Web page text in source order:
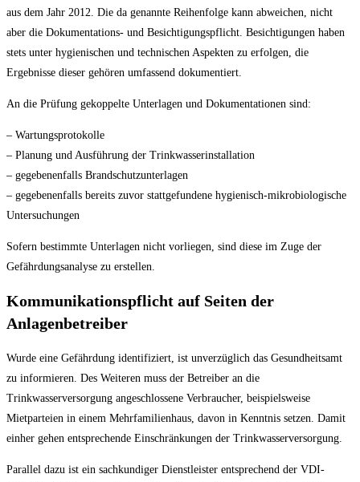
aus dem Jahr 2012. Die da genannte Reihenfolge kann abweichen, nicht
aber die Dokumentations- und Besichtigungspflicht. Besichtigungen haben
stets unter hygienischen und technischen Aspekten zu erfolgen, die
Ergebnisse dieser gehören umfassend dokumentiert.
An die Prüfung gekoppelte Unterlagen und Dokumentationen sind:
– Wartungsprotokolle
– Planung und Ausführung der Trinkwasserinstallation
– gegebenenfalls Brandschutzunterlagen
– gegebenenfalls bereits zuvor stattgefundene hygienisch-mikrobiologische
Untersuchungen
Sofern bestimmte Unterlagen nicht vorliegen, sind diese im Zuge der
Gefährdungsanalyse zu erstellen.
Kommunikationspflicht auf Seiten der
Anlagenbetreiber
Wurde eine Gefährdung identifiziert, ist unverzüglich das Gesundheitsamt
zu informieren. Des Weiteren muss der Betreiber an die
Trinkwasserversorgung angeschlossene Verbraucher, beispielsweise
Mietparteien in einem Mehrfamilienhaus, davon in Kenntnis setzen. Damit
einher gehen entsprechende Einschränkungen der Trinkwasserversorgung.
Parallel dazu ist ein sachkundiger Dienstleister entsprechend der VDI-